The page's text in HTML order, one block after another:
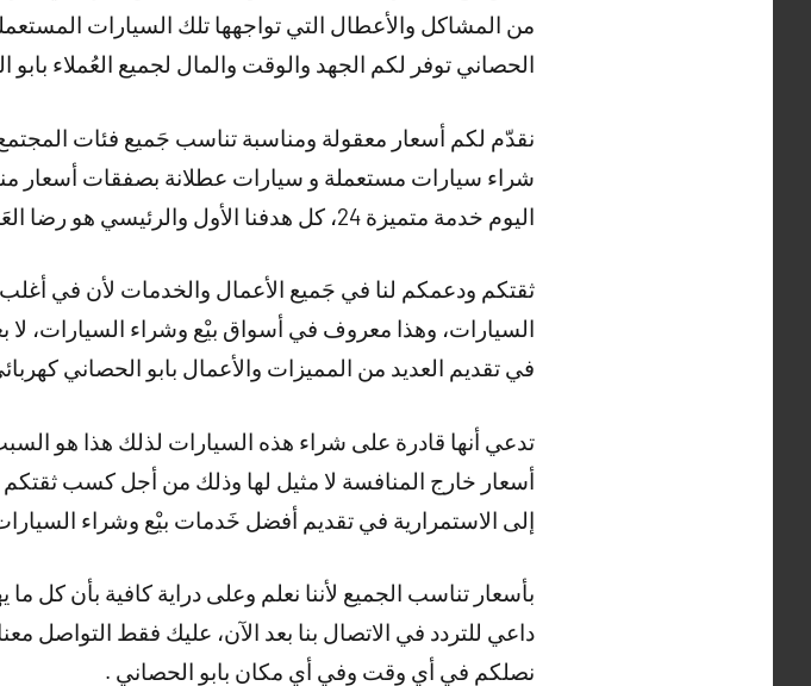
من المشاكل والأعطال التي تواجهها تلك السيارات
الحصاني توفر لكم الجهد والوقت والمال لجميع العُملاء بابو
نقدّم لكم أسعار معقولة ومناسبة تناسب جَميع فئات
شراء سيارات مستعملة و سيارات عطلانة بصفقات أسعار
اليوم خدمة متميزة 24، كل هدفنا الأول والرئيسي هو رضا العَميل نشتري سيارات ابو الحصاني .
ثقتكم ودعمكم لنا في جَميع الأعمال والخدمات لأن في أغلب
السيارات، وهذا معروف في أسواق بيْع وشراء السيارات،
في تقديم العديد من المميزات والأعمال بابو الحصاني
تدعي أنها قادرة على شراء هذه السيارات لذلك هذا هو السبب
أسعار خارج المنافسة لا مثيل لها وذلك من أجل كسب ثقتكم
إلى الاستمرارية في تقديم أفضل خَدمات بيْع وشراء
بأسعار تناسب الجميع لأننا نعلم وعلى دراية كافية بأن كل
داعي للتردد في الاتصال بنا بعد الآن، عليك فقط
نصلكم في أي وقت وفي أي مكان بابو الحصاني .